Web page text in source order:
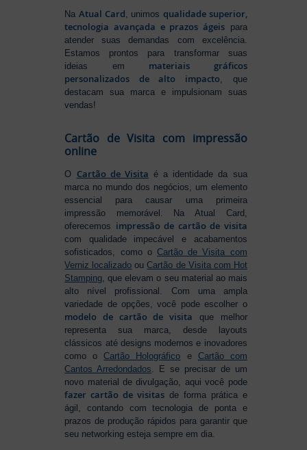
Na Atual Card, unimos qualidade superior,
tecnologia avançada e prazos ágeispara
atender suas demandas com excelência.
Estamos prontos para transformar suas
ideias em materiais gráficos
personalizados de alto impacto, que
destacam sua marca e impulsionam suas
vendas!
Cartão de Visita com impressão
online
O Cartão de Visita é a identidade da sua
marca no mundo dos negócios, um elemento
essencial para causar uma primeira
impressão memorável. Na Atual Card,
oferecemos impressão de cartão de visita
com qualidade impecável e acabamentos
sofisticados, como o Cartão de Visita com
Verniz localizado ouCartão de Visita com Hot
Stamping , que elevam o seu material ao mais
alto nível profissional. Com uma ampla
variedade de opções, você pode escolher o
modelo de cartão de visita que melhor
representa sua marca, desde layouts
clássicos até designs modernos e inovadores
como oCartão Holográfico e Cartão com
Cantos Arredondados . E se precisar de um
novo material de divulgação, aqui você pode
fazer cartão de visitas de forma prática e
ágil, contando com tecnologia de ponta e
prazos de produção rápidos para garantir que
seu networking esteja sempre em dia.